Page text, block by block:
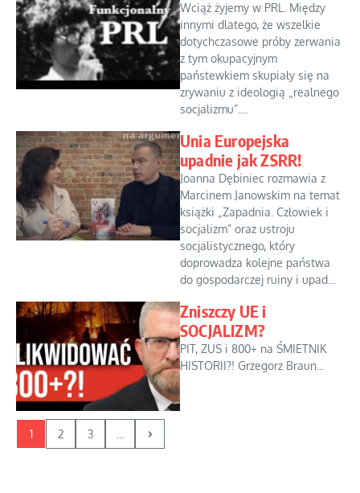
Wciąż żyjemy w PRL. Między
innymi dlatego, że wszelkie
dotychczasowe próby zerwania
z tym okupacyjnym
państewkiem skupiały się na
zrywaniu z ideologią „realnego
socjalizmu”....
Unia Europejska
upadnie jak ZSRR!
Joanna Dębiniec rozmawia z
Marcinem Janowskim na temat
książki „Zapadnia. Człowiek i
socjalizm” oraz ustroju
socjalistycznego, który
doprowadza kolejne państwa
do gospodarczej ruiny i upad...
Zniszczy UE i
SOCJALIZM?
PIT, ZUS i 800+ na ŚMIETNIK
HISTORII?! Grzegorz Braun...
1 2 3